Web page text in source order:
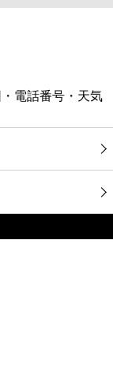
電話番号・天気